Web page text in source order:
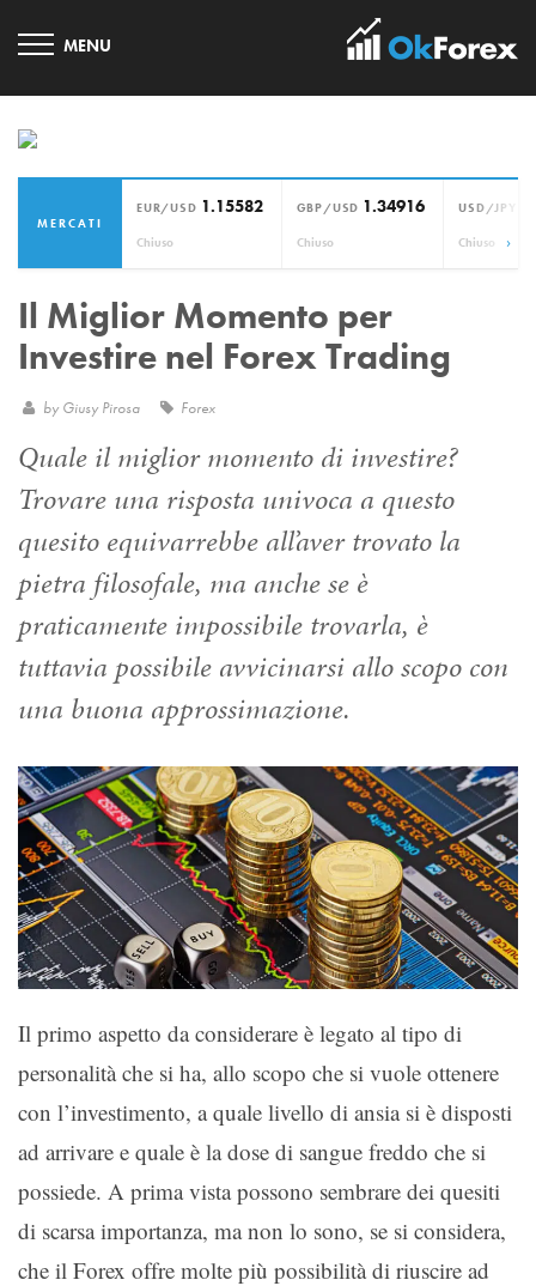
MERCATI
EUR/USD 1.15582
Chiuso
GBP/USD 1.34916
Chiuso
USD/JPY
Chiuso ›
Il Miglior Momento per
Investire nel Forex Trading
by Giusy Pirosa Forex
Quale il miglior momento di investire?
Trovare una risposta univoca a questo
quesito equivarrebbe all’aver trovato la
pietra filosofale, ma anche se è
praticamente impossibile trovarla, è
tuttavia possibile avvicinarsi allo scopo con
una buona approssimazione.
Il primo aspetto da considerare è legato al tipo di
personalità che si ha, allo scopo che si vuole ottenere
con l’investimento, a quale livello di ansia si è disposti
ad arrivare e quale è la dose di sangue freddo che si
possiede. A prima vista possono sembrare dei quesiti
di scarsa importanza, ma non lo sono, se si considera,
che il Forex offre molte più possibilità di riuscire ad